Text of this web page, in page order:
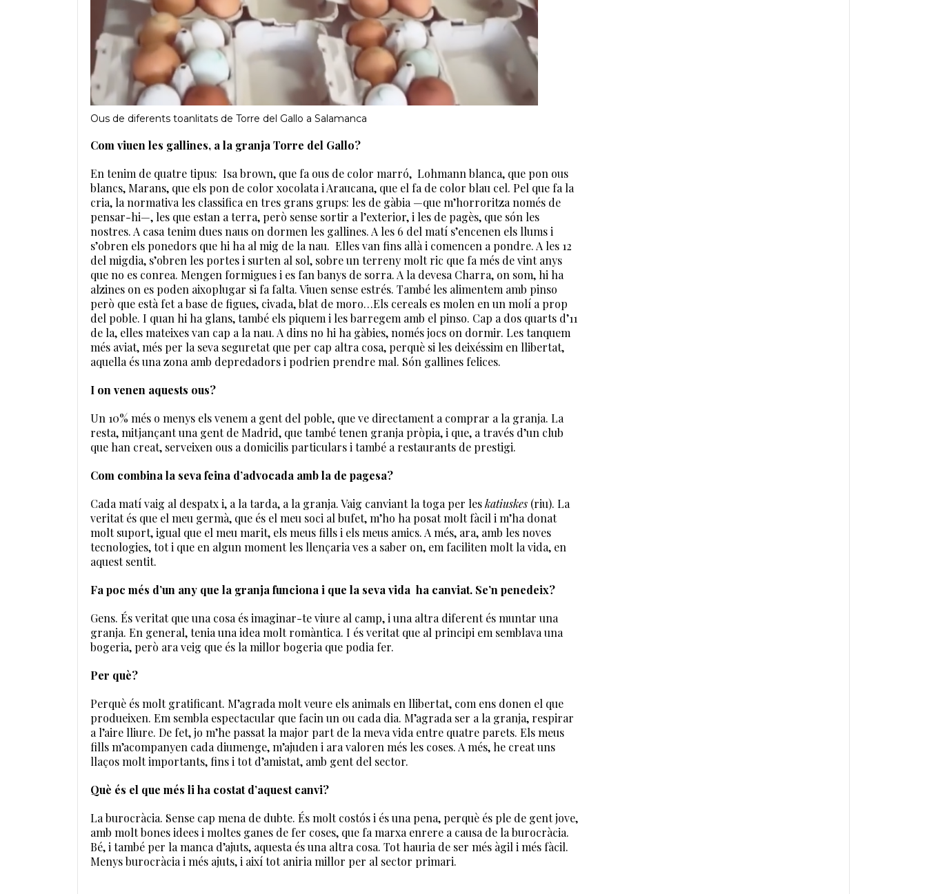
Ous de diferents toanlitats de Torre del Gallo a Salamanca
Com viuen les gallines, a la granja Torre del Gallo?
En tenim de quatre tipus: Isa brown, que fa ous de color marró, Lohmann blanca, que pon ous
blancs, Marans, que els pon de color xocolata i Araucana, que el fa de color blau cel. Pel que fa la
cria, la normativa les classifica en tres grans grups: les de gàbia —que m’horroritza només de
pensar-hi—, les que estan a terra, però sense sortir a l’exterior, i les de pagès, que són les
nostres. A casa tenim dues naus on dormen les gallines. A les 6 del matí s’encenen els llums i
s’obren els ponedors que hi ha al mig de la nau. Elles van fins allà i comencen a pondre. A les 12
del migdia, s’obren les portes i surten al sol, sobre un terreny molt ric que fa més de vint anys
que no es conrea. Mengen formigues i es fan banys de sorra. A la devesa Charra, on som, hi ha
alzines on es poden aixoplugar si fa falta. Viuen sense estrés. També les alimentem amb pinso
però que està fet a base de figues, civada, blat de moro…Els cereals es molen en un molí a prop
del poble. I quan hi ha glans, també els piquem i les barregem amb el pinso. Cap a dos quarts d’11
de la, elles mateixes van cap a la nau. A dins no hi ha gàbies, només jocs on dormir. Les tanquem
més aviat, més per la seva seguretat que per cap altra cosa, perquè si les deixéssim en llibertat,
aquella és una zona amb depredadors i podrien prendre mal. Són gallines felices.
I on venen aquests ous?
Un 10% més o menys els venem a gent del poble, que ve directament a comprar a la granja. La
resta, mitjançant una gent de Madrid, que també tenen granja pròpia, i que, a través d’un club
que han creat, serveixen ous a domicilis particulars i també a restaurants de prestigi.
Com combina la seva feina d’advocada amb la de pagesa?
Cada matí vaig al despatx i, a la tarda, a la granja. Vaig canviant la toga per leskatiuskes (riu). La
veritat és que el meu germà, que és el meu soci al bufet, m’ho ha posat molt fàcil i m’ha donat
molt suport, igual que el meu marit, els meus fills i els meus amics. A més, ara, amb les noves
tecnologies, tot i que en algun moment les llençaria ves a saber on, em faciliten molt la vida, en
aquest sentit.
Fa poc més d’un any que la granja funciona i que la seva vida ha canviat. Se’n penedeix?
Gens. És veritat que una cosa és imaginar-te viure al camp, i una altra diferent és muntar una
granja. En general, tenia una idea molt romàntica. I és veritat que al principi em semblava una
bogeria, però ara veig que és la millor bogeria que podia fer.
Per què?
Perquè és molt gratificant. M’agrada molt veure els animals en llibertat, com ens donen el que
produeixen. Em sembla espectacular que facin un ou cada dia. M’agrada ser a la granja, respirar
a l’aire lliure. De fet, jo m’he passat la major part de la meva vida entre quatre parets. Els meus
fills m’acompanyen cada diumenge, m’ajuden i ara valoren més les coses. A més, he creat uns
llaços molt importants, fins i tot d’amistat, amb gent del sector.
Què és el que més li ha costat d’aquest canvi?
La burocràcia. Sense cap mena de dubte. És molt costós i és una pena, perquè és ple de gent jove,
amb molt bones idees i moltes ganes de fer coses, que fa marxa enrere a causa de la burocràcia.
Bé, i també per la manca d’ajuts, aquesta és una altra cosa. Tot hauria de ser més àgil i més fàcil.
Menys burocràcia i més ajuts, i així tot aniria millor per al sector primari.